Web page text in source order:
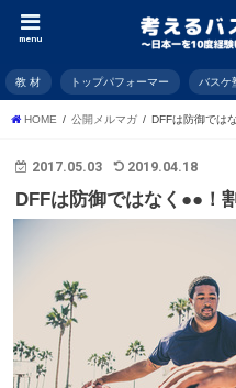
menu
教 材 トップパフォーマー バスケ
HOME 公開メルマガ DFFは防御では
2017.05.03 2019.04.18
DFFは防御ではなく●●！